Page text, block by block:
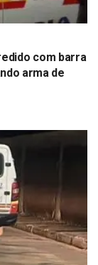
com barra
arma de